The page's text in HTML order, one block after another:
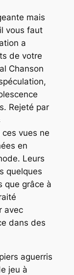
mais
vous faut
a
de votre
Chanson
Rejeté par
vues ne
en
Leurs
quelques
que grâce à
avec
dans des
aguerris
jeu à